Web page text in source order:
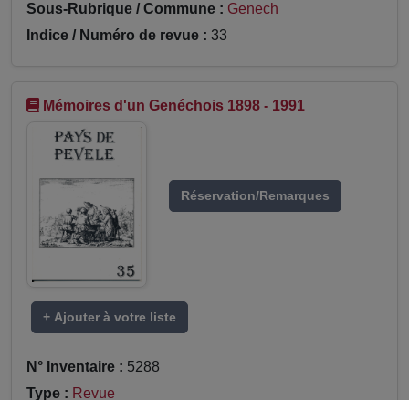
Sous-Rubrique / Commune : Genech
Indice / Numéro de revue : 33
Mémoires d'un Genéchois 1898 - 1991
Réservation/Remarques
+ Ajouter à votre liste
N° Inventaire : 5288
Type : Revue